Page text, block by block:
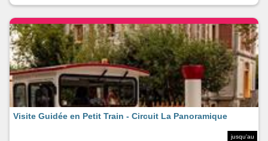
jusqu'au
Visite Guidée en Petit Train - Circuit La Panoramique